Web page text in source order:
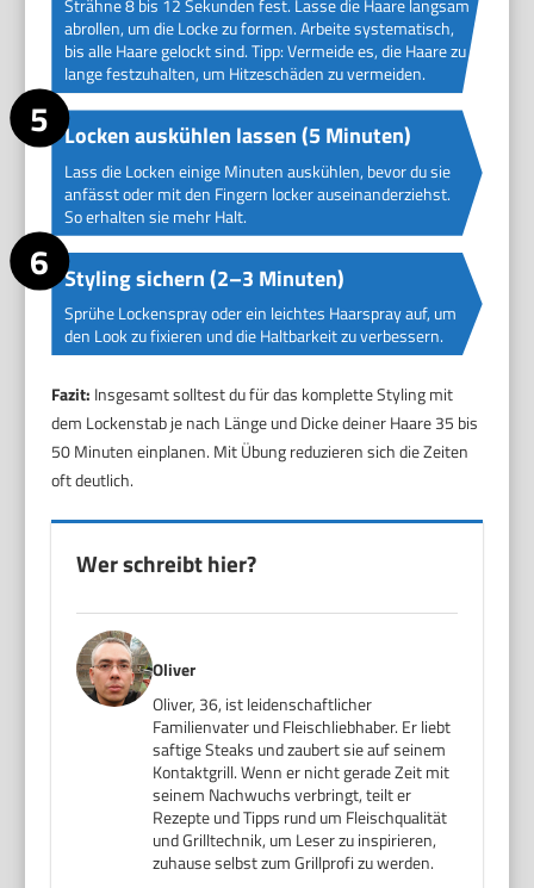
Strähne 8 bis 12 Sekunden fest. Lasse die Haare langsam
abrollen, um die Locke zu formen. Arbeite systematisch,
bis alle Haare gelockt sind. Tipp: Vermeide es, die Haare zu
lange festzuhalten, um Hitzeschäden zu vermeiden.
Locken auskühlen lassen (5 Minuten)
Lass die Locken einige Minuten auskühlen, bevor du sie
anfässt oder mit den Fingern locker auseinanderziehst.
So erhalten sie mehr Halt.
Styling sichern (2–3 Minuten)
Sprühe Lockenspray oder ein leichtes Haarspray auf, um
den Look zu fixieren und die Haltbarkeit zu verbessern.
Fazit: Insgesamt solltest du für das komplette Styling mit
dem Lockenstab je nach Länge und Dicke deiner Haare 35 bis
50 Minuten einplanen. Mit Übung reduzieren sich die Zeiten
oft deutlich.
Wer schreibt hier?
Oliver
Oliver, 36, ist leidenschaftlicher
Familienvater und Fleischliebhaber. Er liebt
saftige Steaks und zaubert sie auf seinem
Kontaktgrill. Wenn er nicht gerade Zeit mit
seinem Nachwuchs verbringt, teilt er
Rezepte und Tipps rund um Fleischqualität
und Grilltechnik, um Leser zu inspirieren,
zuhause selbst zum Grillprofi zu werden.